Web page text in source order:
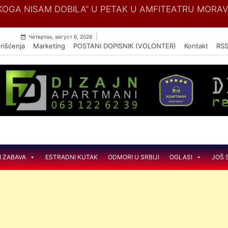
Skip
NISAM DOBILA” U PETAK U AMFITEATRU
Четвртак, август 6, 2026
Marketing POSTANI DOPISNIK (VOLONTER) Kontakt RSS
ZABAVA ESTRADNI KUTAK ODMORI U SRBIJI OGLASI JOŠ